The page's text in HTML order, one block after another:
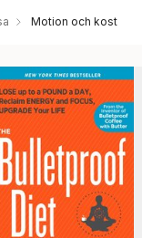
Motion och kost